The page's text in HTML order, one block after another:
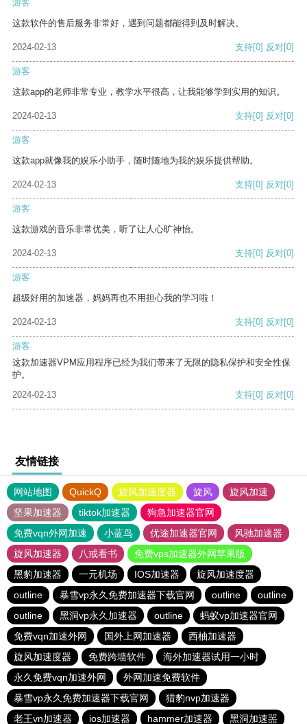
游客
这款软件的售后服务非常好，遇到问题都能得到及时解决。
2024-02-13 支持[0] 反对[0]
游客
这款app的老师非常专业，教学水平很高，让我能够学到实用的知识。
2024-02-13 支持[0] 反对[0]
游客
这款app就像我的娱乐小助手，随时随地为我的娱乐提供帮助。
2024-02-13 支持[0] 反对[0]
游客
这款游戏的音乐非常优美，听了让人心旷神怡。
2024-02-13 支持[0] 反对[0]
游客
超级好用的加速器，妈妈再也不用担心我的学习啦！
2024-02-13 支持[0] 反对[0]
游客
这款加速器VPM应用程序已经为我们带来了无限的隐私保护和安全性保
护。
2024-02-13
支持[0] 反对[0]
友情链接
网站地图 QuickQ 旋风加速度器 旋风
旋风加速
坚果加速器
tiktok加速器
狗急加速器官网
免费vqn外网加速
小蓝鸟 优途加速器官网
风驰加速器
旋风加速器
八戒看书
免费vps加速器外网苹果版
黑豹加速器
一元机场 IOS加速器
旋风加速度器
outline
暴雪vp永久免费加速器下载官网 outline
outline
outline
黑洞vp永久加速器 outline
蚂蚁vp加速器官网
免费vqn加速外网
国外上网加速器
西柚加速器
旋风加速度器
免费跨墙软件
海外加速器试用一小时
永久免费vqn加速外网
外网加速免费软件
暴雪vp永久免费加速器下载官网
猎豹nvp加速器
老王vn加速器
ios加速器 hammer加速器 黑洞加速噐